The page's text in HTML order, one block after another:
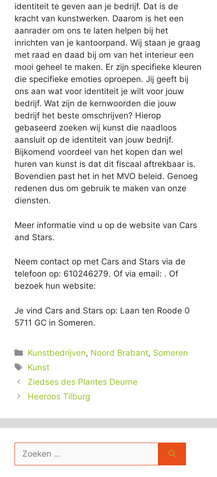
identiteit te geven aan je bedrijf. Dat is de
kracht van kunstwerken. Daarom is het een
aanrader om ons te laten helpen bij het
inrichten van je kantoorpand. Wij staan je graag
met raad en daad bij om van het interieur een
mooi geheel te maken. Er zijn specifieke kleuren
die specifieke emoties oproepen. Jij geeft bij
ons aan wat voor identiteit je wilt voor jouw
bedrijf. Wat zijn de kernwoorden die jouw
bedrijf het beste omschrijven? Hierop
gebaseerd zoeken wij kunst die naadloos
aansluit op de identiteit van jouw bedrijf.
Bijkomend voordeel van het kopen dan wel
huren van kunst is dat dit fiscaal aftrekbaar is.
Bovendien past het in het MVO beleid. Genoeg
redenen dus om gebruik te maken van onze
diensten.
Meer informatie vind u op de website van Cars
and Stars.
Neem contact op met Cars and Stars via de
telefoon op: 610246279. Of via email: . Of
bezoek hun website:
Je vind Cars and Stars op: Laan ten Roode 0
5711 GC in Someren.
Categorieën
Kunstbedrijven, Noord Brabant, Someren
Tags
Kunst
Ziedses des Plantes Deurne
Heeroos Tilburg
naar: